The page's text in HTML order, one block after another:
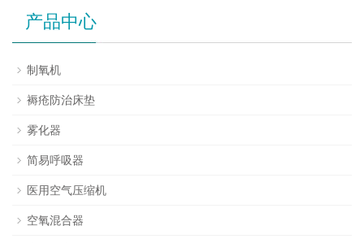
产品中心
制氧机
褥疮防治床垫
雾化器
简易呼吸器
医用空气压缩机
空氧混合器